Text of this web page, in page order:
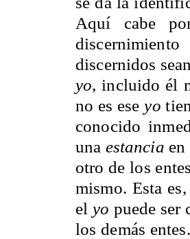
Aquí cabe
discernimiento
discernidos
yo, incluido él
no es eseyo
conocido
una estancia
otro de los
mismo. Esta
el yo puede ser
los demás